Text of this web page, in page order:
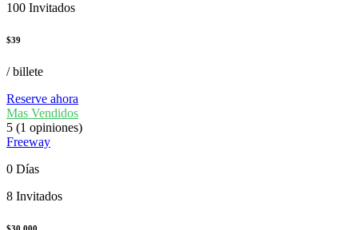
100 Invitados
$39
/ billete
Reserve ahora
Mas Vendidos
5 (1 opiniones)
Freeway
0 Días
8 Invitados